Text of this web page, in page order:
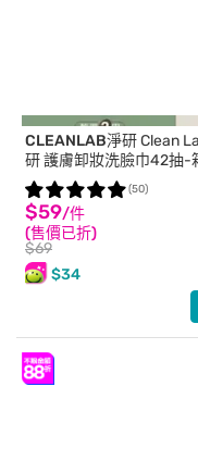
CLEANLAB淨研Clean
研 護膚卸妝洗臉巾42抽-
$59/件
(售價已折)
$69
$34
(50)